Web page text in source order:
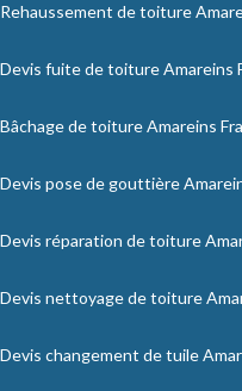
Rehaussement de toiture
Devis fuite de toiture Amareins
Bâchage de toiture Amareins
Devis pose de gouttière
Devis réparation de toiture
Devis nettoyage de toiture
Devis changement de tuile